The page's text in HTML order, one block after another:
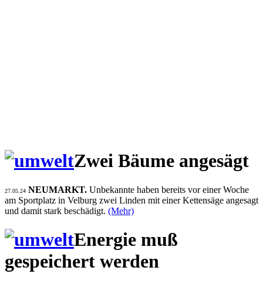
Zwei Bäume angesägt
27.05.24 NEUMARKT. Unbekannte haben bereits vor einer Woche
am Sportplatz in Velburg zwei Linden mit einer Kettensäge angesagt
und damit stark beschädigt. (Mehr)
Energie muß
gespeichert werden